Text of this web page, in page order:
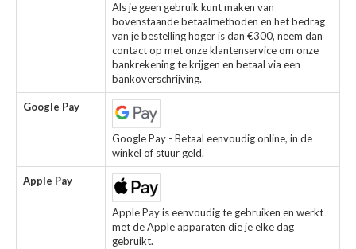
Als je geen gebruik kunt maken van
bovenstaande betaalmethoden en het bedrag
van je bestelling hoger is dan €300, neem dan
contact op met onze klantenservice om onze
bankrekening te krijgen en betaal via een
bankoverschrijving.
Google Pay
Google Pay - Betaal eenvoudig online, in de
winkel of stuur geld.
Apple Pay
Apple Pay is eenvoudig te gebruiken en werkt
met de Apple apparaten die je elke dag
gebruikt.